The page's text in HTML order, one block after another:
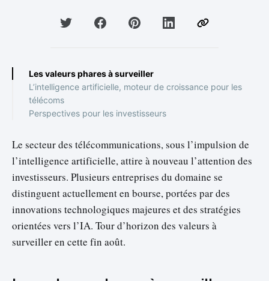
Les valeurs phares à surveiller
L’intelligence artificielle, moteur de croissance pour les
télécoms
Perspectives pour les investisseurs
Le secteur des télécommunications, sous l’impulsion de
l’intelligence artificielle, attire à nouveau l’attention des
investisseurs. Plusieurs entreprises du domaine se
distinguent actuellement en bourse, portées par des
innovations technologiques majeures et des stratégies
orientées vers l’IA. Tour d’horizon des valeurs à
surveiller en cette fin août.